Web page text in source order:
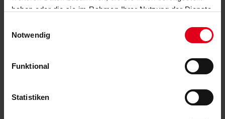
haben oder die sie im Rahmen Ihrer Nutzung der Dienste
Notwendig
Funktional
Statistiken